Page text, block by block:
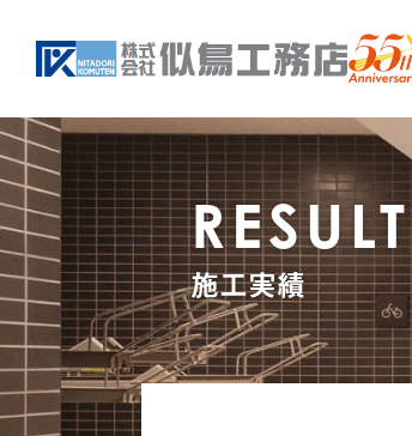
RESULT
施工実績